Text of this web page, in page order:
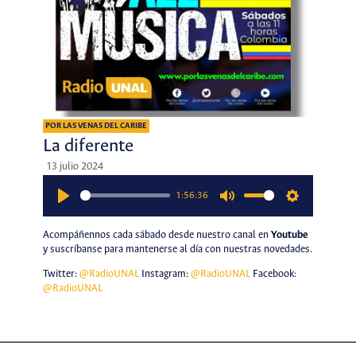
POR LAS VENAS DEL CARIBE
La diferente
13 julio 2024
1:56:36
Acompáñennos cada sábado desde nuestro canal en Youtube
y suscríbanse para mantenerse al día con nuestras novedades.
Twitter: @RadioUNALInstagram: @RadioUNALFacebook:
@RadioUNAL